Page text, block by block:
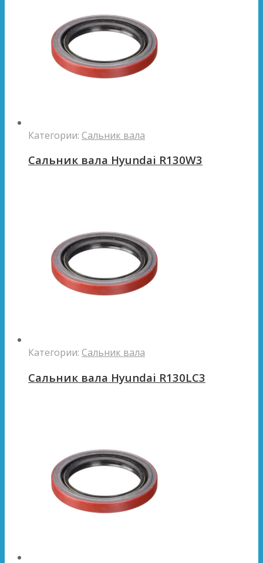
Категории: Сальник вала
Сальник вала Hyundai R130W3
Категории: Сальник вала
Сальник вала Hyundai R130LC3